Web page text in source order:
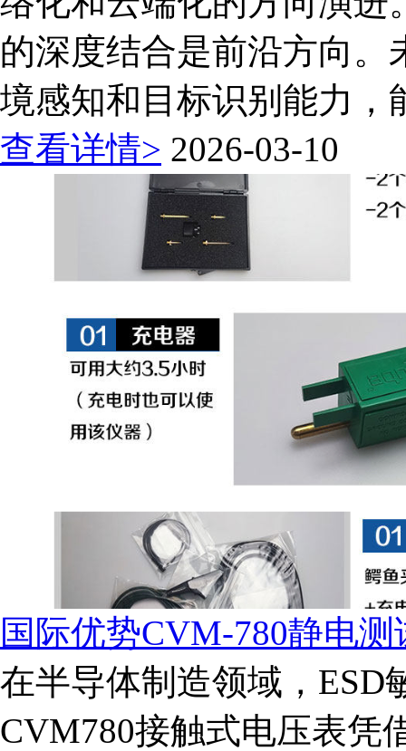
的深度结合是前沿方向
境感知和目标识别能力，
查看详情> 2026-03-10
国际优势CVM-780静电
在半导体制造领域，ESD
CVM780接触式电压表凭